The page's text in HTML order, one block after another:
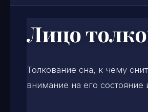
Лицо
Толкование сна, к чему
внимание на его